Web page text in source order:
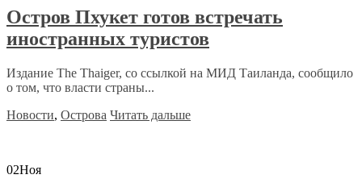
Остров Пхукет готов встречать
иностранных туристов
Издание The Thaiger, со ссылкой на МИД Таиланда, сообщило
о том, что власти страны...
Новости, Острова Читать дальше
02Ноя